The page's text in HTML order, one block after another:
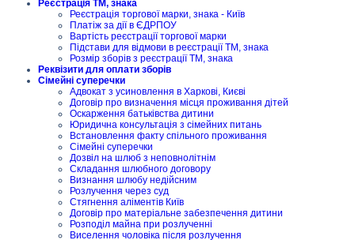
Реєстрація ТМ, знака
Реєстрація торгової марки, знака - Київ
Платіж за дії в ЄДРПОУ
Вартість реєстрації торгової марки
Підстави для відмови в реєстрації ТМ, знака
Розмір зборів з реєстрації ТМ, знака
Реквізити для оплати зборів
Сімейні суперечки
Адвокат з усиновлення в Харкові, Києві
Договір про визначення місця проживання дітей
Оскарження батьківства дитини
Юридична консультація з сімейних питань
Встановлення факту спільного проживання
Сімейні суперечки
Дозвіл на шлюб з неповнолітнім
Складання шлюбного договору
Визнання шлюбу недійсним
Розлучення через суд
Стягнення аліментів Київ
Договір про матеріальне забезпечення дитини
Розподіл майна при розлученні
Виселення чоловіка після розлучення